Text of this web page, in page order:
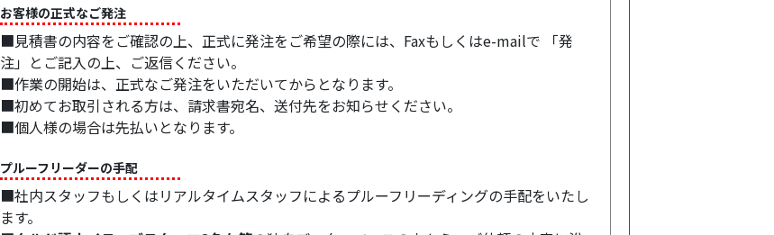
お客様の正式なご発注
■見積書の内容をご確認の上、正式に発注をご希望の際には、Faxもしくはe-mailで 「発
注」とご記入の上、ご返信ください。
■作業の開始は、正式なご発注をいただいてからとなります。
■初めてお取引される方は、請求書宛名、送付先をお知らせください。
■個人様の場合は先払いとなります。
プルーフリーダーの手配
■社内スタッフもしくはリアルタイムスタッフによるプルーフリーディングの手配をいたし
ます。